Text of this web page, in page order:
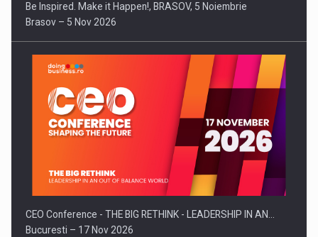
Be Inspired. Make it Happen!, BRASOV, 5 Noiembrie
Brasov – 5 Nov 2026
CEO Conference - THE BIG RETHINK - LEADERSHIP IN AN…
Bucuresti – 17 Nov 2026